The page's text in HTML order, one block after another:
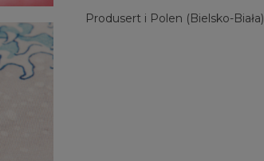
Produsert i Polen (Bielsko-Biała)